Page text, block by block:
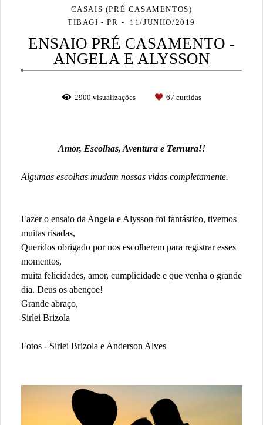
CASAIS (PRÉ CASAMENTOS)
TIBAGI - PR
11/JUNHO/2019
ENSAIO PRÉ CASAMENTO -
ANGELA E ALYSSON
2900 visualizações 67 curtidas
Amor, Escolhas, Aventura e Ternura!!
Algumas escolhas mudam nossas vidas completamente.
Fazer o ensaio da Angela e Alysson foi fantástico, tivemos
muitas risadas,
Queridos obrigado por nos escolherem para registrar esses
momentos,
muita felicidades, amor, cumplicidade e que venha o grande
dia. Deus os abençoe!
Grande abraço,
Sirlei Brizola
Fotos - Sirlei Brizola e Anderson Alves